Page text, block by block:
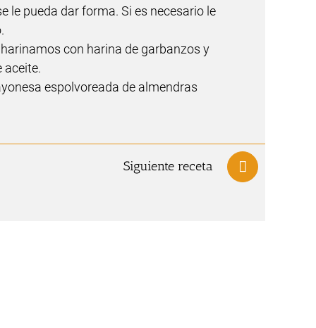
le pueda dar forma. Si es necesario le
con harina de garbanzos y
aceite.
espolvoreada de almendras
Siguiente receta